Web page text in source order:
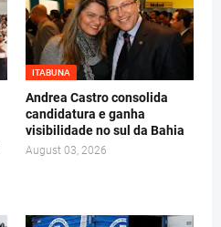
ITABUNA
Andrea Castro consolida
candidatura e ganha
visibilidade no sul da Bahia
August 03, 2026